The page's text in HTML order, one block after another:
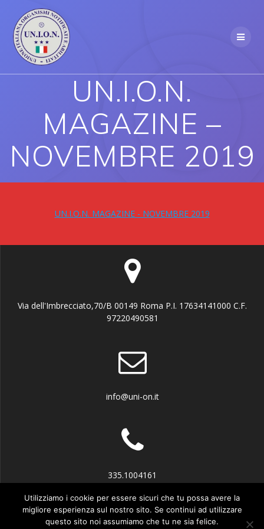
UN.I.O.N.
MAGAZINE –
NOVEMBRE 2019
UN.I.O.N. MAGAZINE - NOVEMBRE 2019
Via dell'Imbrecciato,70/B 00149 Roma P.I. 17634141000 C.F.
97220490581
info@uni-on.it
335.1004161
Utilizziamo i cookie per essere sicuri che tu possa avere la
migliore esperienza sul nostro sito. Se continui ad utilizzare
questo sito noi assumiamo che tu ne sia felice.